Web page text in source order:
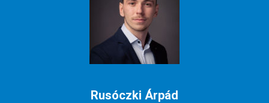
Rusóczki Árpád